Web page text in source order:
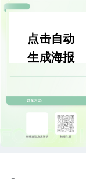
点击自动
生成海报